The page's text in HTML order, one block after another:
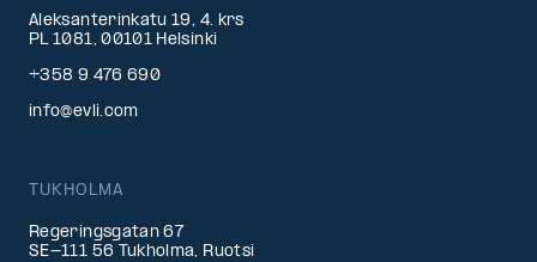
Aleksanterinkatu 19, 4. krs
PL 1081, 00101 Helsinki
+358 9 476 690
info@evli.com
TUKHOLMA
Regeringsgatan 67
SE-111 56 Tukholma, Ruotsi